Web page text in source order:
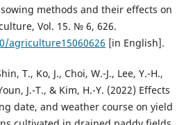
methods and their effects on
Vol. 15. № 6, 626.
agriculture15060626 [in English].
T., Ko, J., Choi, W.-J., Lee, Y.-H.,
J.-T., & Kim, H.-Y. (2022) Effects
date, and weather course on yield